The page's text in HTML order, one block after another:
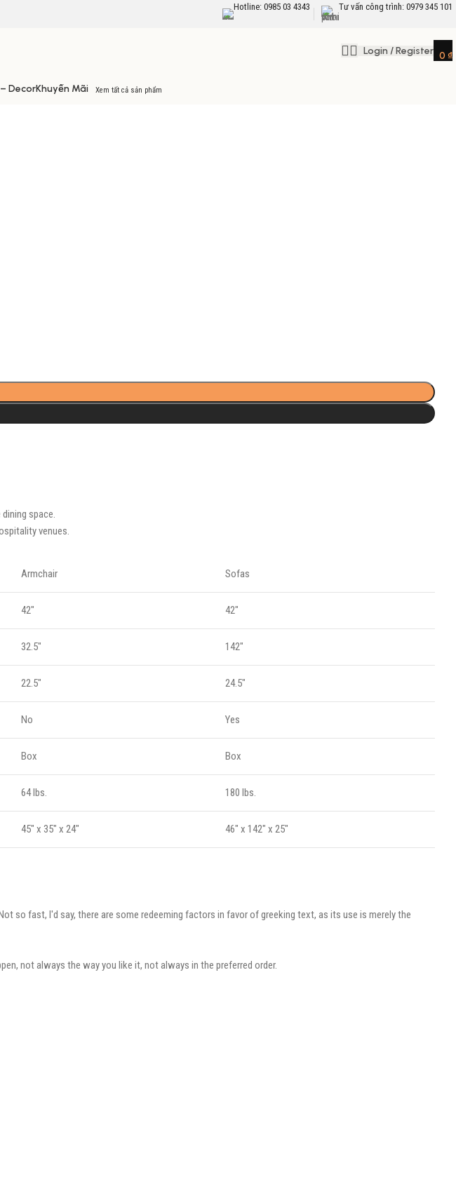
Hotline: 0985 03 4343 Tư vấn công trình: 0979 345 101
Login / Register 0 ₫
DecorKhuyến Mãi Xem tất cả sản phẩm
space.
venues.‎
Armchair Sofas
42" 42"
32.5" 142"
22.5" 24.5"
No Yes
Box Box
64 lbs. 180 lbs.
45" x 35" x 24" 46" x 142" x 25"
so fast, I'd say, there are some redeeming factors in favor of greeking text, as its use is merely the
not always the way you like it, not always in the preferred order.